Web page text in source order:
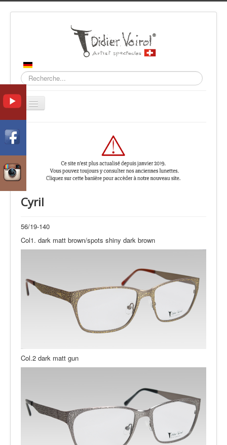
Recherche
Basculer
la
Cyril
56/19-140
Col1. dark matt brown/spots shiny dark brown
Col.2 dark matt gun